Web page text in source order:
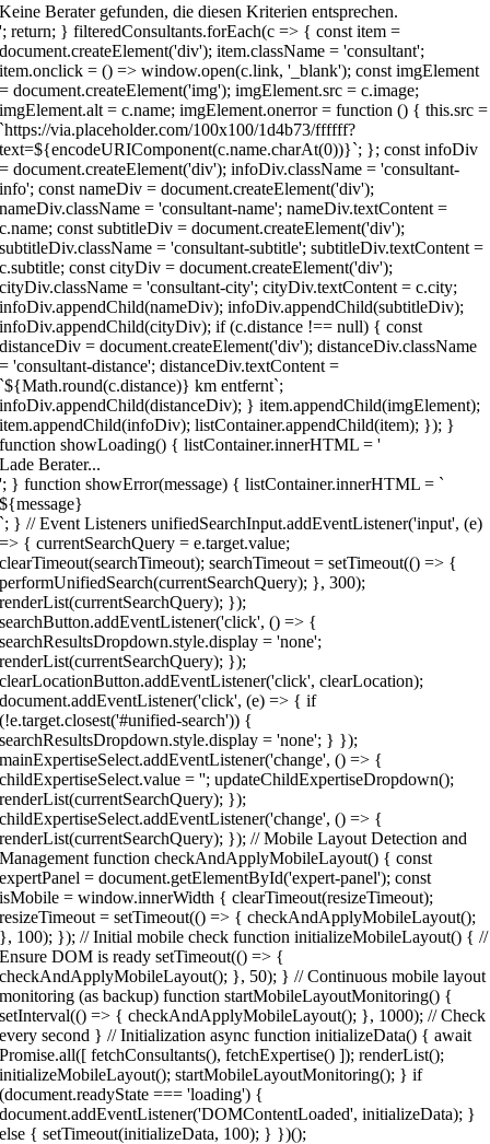
Keine Berater gefunden, die diesen Kriterien entsprechen.
'; return; } filteredConsultants.forEach(c => { const item =
document.createElement('div'); item.className = 'consultant';
item.onclick = () => window.open(c.link, '_blank'); const imgElement
= document.createElement('img'); imgElement.src = c.image;
imgElement.alt = c.name; imgElement.onerror = function () { this.src =
`https://via.placeholder.com/100x100/1d4b73/ffffff?
text=${encodeURIComponent(c.name.charAt(0))}`; }; const infoDiv
= document.createElement('div'); infoDiv.className = 'consultant-
info'; const nameDiv = document.createElement('div');
nameDiv.className = 'consultant-name'; nameDiv.textContent =
c.name; const subtitleDiv = document.createElement('div');
subtitleDiv.className = 'consultant-subtitle'; subtitleDiv.textContent =
c.subtitle; const cityDiv = document.createElement('div');
cityDiv.className = 'consultant-city'; cityDiv.textContent = c.city;
infoDiv.appendChild(nameDiv); infoDiv.appendChild(subtitleDiv);
infoDiv.appendChild(cityDiv); if (c.distance !== null) { const
distanceDiv = document.createElement('div'); distanceDiv.className
= 'consultant-distance'; distanceDiv.textContent =
`${Math.round(c.distance)} km entfernt`;
infoDiv.appendChild(distanceDiv); } item.appendChild(imgElement);
item.appendChild(infoDiv); listContainer.appendChild(item); }); }
function showLoading() { listContainer.innerHTML = '
Lade Berater...
'; } function showError(message) { listContainer.innerHTML = `
${message}
`; } // Event Listeners unifiedSearchInput.addEventListener('input', (e)
=> { currentSearchQuery = e.target.value;
clearTimeout(searchTimeout); searchTimeout = setTimeout(() => {
performUnifiedSearch(currentSearchQuery); }, 300);
renderList(currentSearchQuery); });
searchButton.addEventListener('click', () => {
searchResultsDropdown.style.display = 'none';
renderList(currentSearchQuery); });
clearLocationButton.addEventListener('click', clearLocation);
document.addEventListener('click', (e) => { if
(!e.target.closest('#unified-search')) {
searchResultsDropdown.style.display = 'none'; } });
mainExpertiseSelect.addEventListener('change', () => {
childExpertiseSelect.value = ''; updateChildExpertiseDropdown();
renderList(currentSearchQuery); });
childExpertiseSelect.addEventListener('change', () => {
renderList(currentSearchQuery); }); // Mobile Layout Detection and
Management function checkAndApplyMobileLayout() { const
expertPanel = document.getElementById('expert-panel'); const
isMobile = window.innerWidth { clearTimeout(resizeTimeout);
resizeTimeout = setTimeout(() => { checkAndApplyMobileLayout();
}, 100); }); // Initial mobile check function initializeMobileLayout() { //
Ensure DOM is ready setTimeout(() => {
checkAndApplyMobileLayout(); }, 50); } // Continuous mobile layout
monitoring (as backup) function startMobileLayoutMonitoring() {
setInterval(() => { checkAndApplyMobileLayout(); }, 1000); // Check
every second } // Initialization async function initializeData() { await
Promise.all([ fetchConsultants(), fetchExpertise() ]); renderList();
initializeMobileLayout(); startMobileLayoutMonitoring(); } if
(document.readyState === 'loading') {
document.addEventListener('DOMContentLoaded', initializeData); }
else { setTimeout(initializeData, 100); } })();